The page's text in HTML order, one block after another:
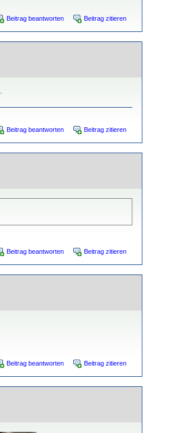
Beitrag beantworten Beitrag zitieren
Beitrag beantworten Beitrag zitieren
Beitrag beantworten Beitrag zitieren
Beitrag beantworten Beitrag zitieren